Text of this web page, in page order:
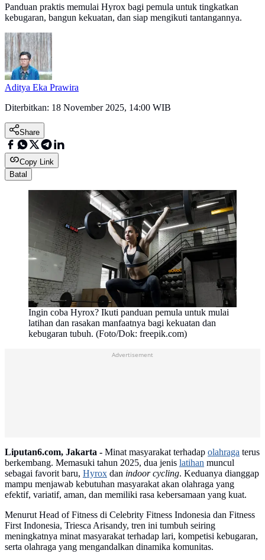
Panduan praktis memulai Hyrox bagi pemula untuk tingkatkan
kebugaran, bangun kekuatan, dan siap mengikuti tantangannya.
Aditya Eka Prawira
Diterbitkan: 18 November 2025, 14:00 WIB
Share
Copy Link
Batal
Ingin coba Hyrox? Ikuti panduan pemula untuk mulai
latihan dan rasakan manfaatnya bagi kekuatan dan
kebugaran tubuh. (Foto/Dok: freepik.com)
Advertisement
Liputan6.com, Jakarta - Minat masyarakat terhadap olahraga terus
berkembang. Memasuki tahun 2025, dua jenis latihan muncul
sebagai favorit baru, Hyrox dan indoor cycling. Keduanya dianggap
mampu menjawab kebutuhan masyarakat akan olahraga yang
efektif, variatif, aman, dan memiliki rasa kebersamaan yang kuat.
Menurut Head of Fitness di Celebrity Fitness Indonesia dan Fitness
First Indonesia, Triesca Arisandy, tren ini tumbuh seiring
meningkatnya minat masyarakat terhadap lari, kompetisi kebugaran,
serta olahraga yang mengandalkan dinamika komunitas.